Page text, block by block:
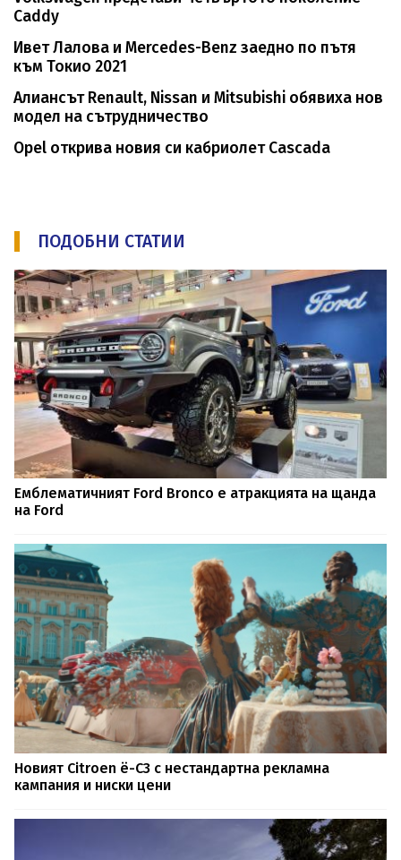
Caddy
Ивет Лалова и Mercedes-Benz заедно по пътя
към Токио 2021
Алиансът Renault, Nissan и Mitsubishi обявиха нов
модел на сътрудничество
Opel открива новия си кабриолет Cascada
ПОДОБНИ СТАТИИ
Емблематичният Ford Bronco е атракцията на щанда
на Ford
Новият Citroen ë-C3 с нестандартна рекламна
кампания и ниски цени